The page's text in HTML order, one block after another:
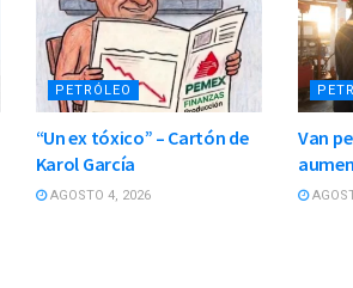
PETRÓLEO
“Un ex tóxico” – Cartón de
Karol García
AGOSTO 4, 2026
Van